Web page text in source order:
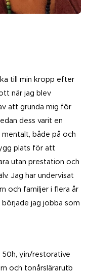
till min kropp efter
när jag blev
att grunda mig för
dess varit en
både på och
plats för att
utan prestation och
Jag har undervisat
och familjer i flera år
jag jobba som
yin/restorative
och tonårslärarutb